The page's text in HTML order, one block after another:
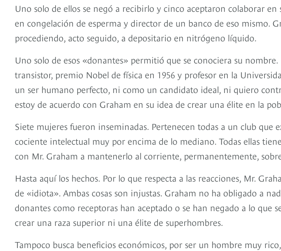
Uno solo de ellos se negó a recibirlo y cinco aceptaron colaborar
en congelación de esperma y director de un banco de eso mismo.
procediendo, acto seguido, a depositario en nitrógeno líquido.
Uno solo de esos «donantes» permitió que se conociera su
transistor, premio Nobel de física en 1956 y profesor en la
un ser humano perfecto, ni como un candidato ideal, ni quiero
estoy de acuerdo con Graham en su idea de crear una élite en la
Siete mujeres fueron inseminadas. Pertenecen todas a un club que
cociente intelectual muy por encima de lo mediano. Todas ellas
con Mr. Graham a mantenerlo al corriente, permanentemente,
Hasta aquí los hechos. Por lo que respecta a las reacciones, Mr.
de «idiota». Ambas cosas son injustas. Graham no ha obligado a
donantes como receptoras han aceptado o se han negado a lo que
crear una raza superior ni una élite de superhombres.
Tampoco busca beneficios económicos, por ser un hombre muy